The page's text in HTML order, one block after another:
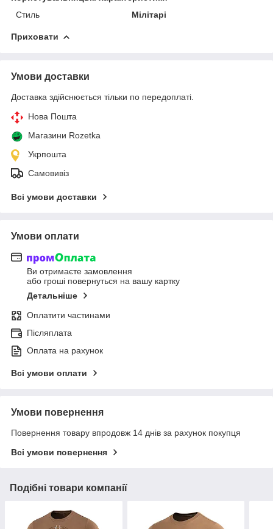
Стиль
Мілітарі
Приховати
Умови доставки
Доставка здійснюється тільки по передоплаті.
Нова Пошта
Магазини Rozetka
Укрпошта
Самовивіз
Всі умови доставки
Умови оплати
Ви отримаєте замовлення
або гроші повернуться на вашу картку
Детальніше
Оплатити частинами
Післяплата
Оплата на рахунок
Всі умови оплати
Умови повернення
Повернення товару впродовж 14 днів за рахунок покупця
Всі умови повернення
Подібні товари компанії